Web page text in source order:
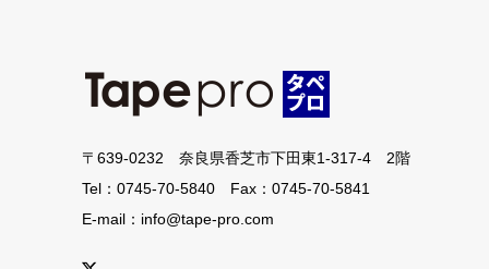
〒639-0232 奈良県香芝市下田東1-317-4 2階
Tel：0745-70-5840 Fax：0745-70-5841
E-mail：info@tape-pro.com